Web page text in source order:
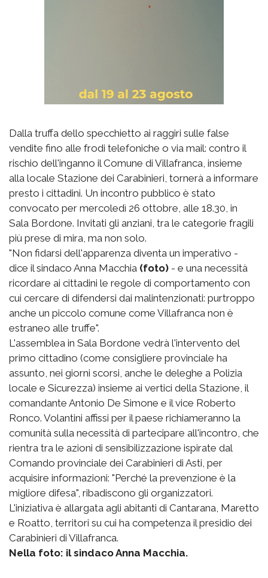
Dalla truffa dello specchietto ai raggiri sulle false
vendite fino alle frodi telefoniche o via mail: contro il
rischio dell'inganno il Comune di Villafranca, insieme
alla locale Stazione dei Carabinieri, tornerà a informare
presto i cittadini. Un incontro pubblico è stato
convocato per mercoledì 26 ottobre, alle 18.30, in
Sala Bordone. Invitati gli anziani, tra le categorie fragili
più prese di mira, ma non solo.
"Non fidarsi dell'apparenza diventa un imperativo -
dice il sindaco Anna Macchia (foto) - e una necessità
ricordare ai cittadini le regole di comportamento con
cui cercare di difendersi dai malintenzionati: purtroppo
anche un piccolo comune come Villafranca non è
estraneo alle truffe".
L'assemblea in Sala Bordone vedrà l'intervento del
primo cittadino (come consigliere provinciale ha
assunto, nei giorni scorsi, anche le deleghe a Polizia
locale e Sicurezza) insieme ai vertici della Stazione, il
comandante Antonio De Simone e il vice Roberto
Ronco. Volantini affissi per il paese richiameranno la
comunità sulla necessità di partecipare all'incontro, che
rientra tra le azioni di sensibilizzazione ispirate dal
Comando provinciale dei Carabinieri di Asti, per
acquisire informazioni: "Perché la prevenzione è la
migliore difesa", ribadiscono gli organizzatori.
L'iniziativa è allargata agli abitanti di Cantarana, Maretto
e Roatto, territori su cui ha competenza il presidio dei
Carabinieri di Villafranca.
Nella foto: il sindaco Anna Macchia.